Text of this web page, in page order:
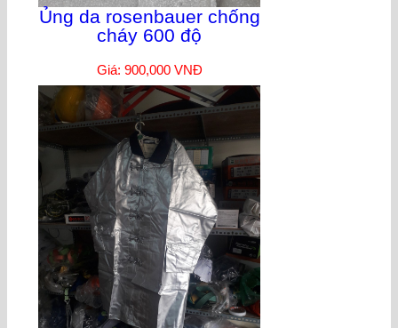
Ủng da rosenbauer chống
cháy 600 độ
Giá: 900,000 VNĐ